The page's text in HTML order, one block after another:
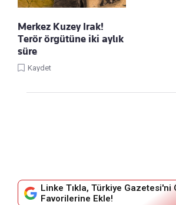
Merkez Kuzey Irak!
Terör örgütüne iki aylık
süre
Kaydet
Linke Tıkla, Türkiye Gazetesi'ni
Favorilerine Ekle!